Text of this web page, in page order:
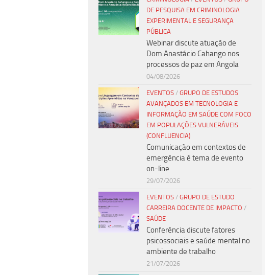
DE PESQUISA EM CRIMINOLOGIA
EXPERIMENTAL E SEGURANÇA
PÚBLICA
Webinar discute atuação de
Dom Anastácio Cahango nos
processos de paz em Angola
04/08/2026
EVENTOS / GRUPO DE ESTUDOS
AVANÇADOS EM TECNOLOGIA E
INFORMAÇÃO EM SAÚDE COM FOCO
EM POPULAÇÕES VULNERÁVEIS
(CONFLUENCIA)
Comunicação em contextos de
emergência é tema de evento
on-line
29/07/2026
EVENTOS / GRUPO DE ESTUDO
CARREIRA DOCENTE DE IMPACTO /
SAÚDE
Conferência discute fatores
psicossociais e saúde mental no
ambiente de trabalho
21/07/2026